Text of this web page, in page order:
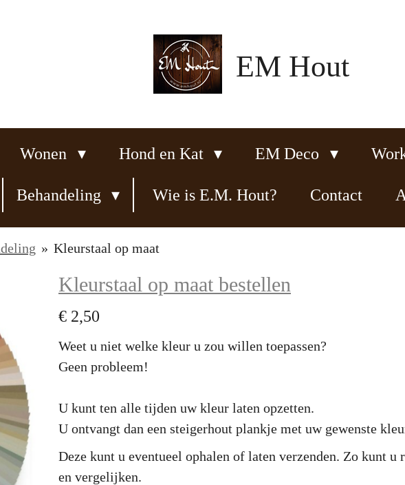
EM Hout
Wonen Hond en Kat EM Deco
Behandeling Wie is E.M. Hout? Contact
» Kleurstaal op maat
Kleurstaal op maat bestellen
€ 2,50
Weet u niet welke kleur u zou willen toepassen?
Geen probleem!
U kunt ten alle tijden uw kleur laten opzetten.
U ontvangt dan een steigerhout plankje met uw gewenste
Deze kunt u eventueel ophalen of laten verzenden. Zo kunt
en vergelijken.